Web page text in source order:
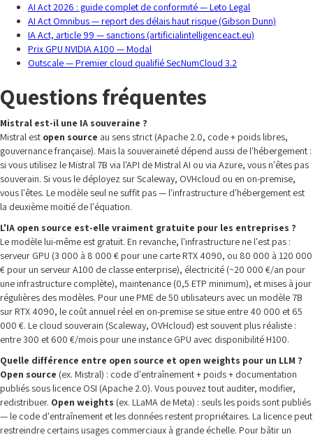
AI Act 2026 : guide complet de conformité — Leto Legal
AI Act Omnibus — report des délais haut risque (Gibson Dunn)
IA Act, article 99 — sanctions (artificialintelligenceact.eu)
Prix GPU NVIDIA A100 — Modal
Outscale — Premier cloud qualifié SecNumCloud 3.2
Questions fréquentes
Mistral est-il une IA souveraine ?
Mistral est open source au sens strict (Apache 2.0, code + poids libres,
gouvernance française). Mais la souveraineté dépend aussi de l'hébergement :
si vous utilisez le Mistral 7B via l'API de Mistral AI ou via Azure, vous n'êtes pas
souverain. Si vous le déployez sur Scaleway, OVHcloud ou en on-premise,
vous l'êtes. Le modèle seul ne suffit pas — l'infrastructure d'hébergement est
la deuxième moitié de l'équation.
L'IA open source est-elle vraiment gratuite pour les entreprises ?
Le modèle lui-même est gratuit. En revanche, l'infrastructure ne l'est pas :
serveur GPU (3 000 à 8 000 € pour une carte RTX 4090, ou 80 000 à 120 000
€ pour un serveur A100 de classe enterprise), électricité (~20 000 €/an pour
une infrastructure complète), maintenance (0,5 ETP minimum), et mises à jour
régulières des modèles. Pour une PME de 50 utilisateurs avec un modèle 7B
sur RTX 4090, le coût annuel réel en on-premise se situe entre 40 000 et 65
000 €. Le cloud souverain (Scaleway, OVHcloud) est souvent plus réaliste :
entre 300 et 600 €/mois pour une instance GPU avec disponibilité H100.
Quelle différence entre open source et open weights pour un LLM ?
Open source (ex. Mistral) : code d'entraînement + poids + documentation
publiés sous licence OSI (Apache 2.0). Vous pouvez tout auditer, modifier,
redistribuer. Open weights (ex. LLaMA de Meta) : seuls les poids sont publiés
— le code d'entraînement et les données restent propriétaires. La licence peut
restreindre certains usages commerciaux à grande échelle. Pour bâtir un